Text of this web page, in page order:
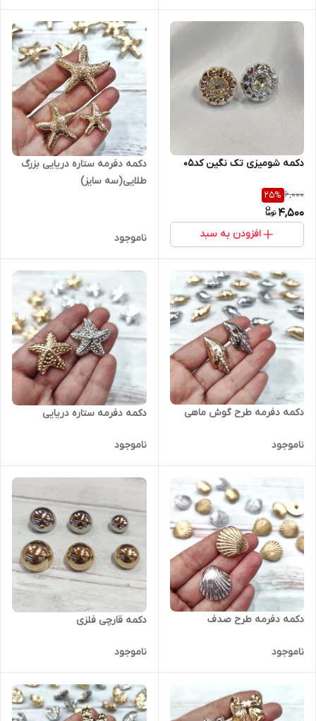
دکمه شومیزی تک نگین کد۰۵
6,000
25%
4,500
افزودن به سبد
دکمه دفرمه ستاره دریایی بزرگ
طلایی(سه سایز)
ناموجود
دکمه دفرمه طرح گوش ماهی
ناموجود
دکمه دفرمه ستاره دریایی
ناموجود
دکمه دفرمه طرح صدف
ناموجود
دکمه قارچی فلزی
ناموجود